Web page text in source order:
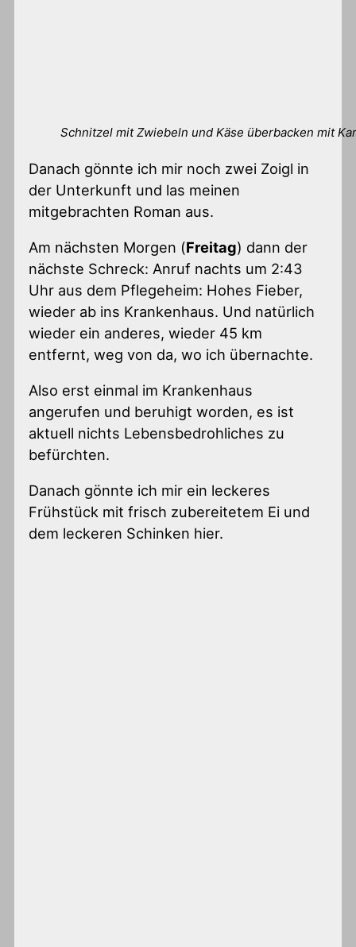
Schnitzel mit Zwiebeln und Käse überbacken mit
Danach gönnte ich mir noch zwei Zoigl in
der Unterkunft und las meinen
mitgebrachten Roman aus.
Am nächsten Morgen (Freitag) dann der
nächste Schreck: Anruf nachts um 2:43
Uhr aus dem Pflegeheim: Hohes Fieber,
wieder ab ins Krankenhaus. Und natürlich
wieder ein anderes, wieder 45 km
entfernt, weg von da, wo ich übernachte.
Also erst einmal im Krankenhaus
angerufen und beruhigt worden, es ist
aktuell nichts Lebensbedrohliches zu
befürchten.
Danach gönnte ich mir ein leckeres
Frühstück mit frisch zubereitetem Ei und
dem leckeren Schinken hier.